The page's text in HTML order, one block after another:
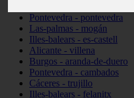
Pontevedra - pontevedra
Las-palmas - mogán
Illes-balears - es-castell
Alicante - villena
Burgos - aranda-de-duero
Pontevedra - cambados
Cáceres - trujillo
Illes-balears - felanitx